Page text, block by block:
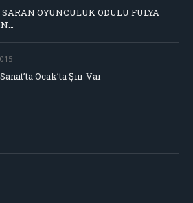
OYUNCULUK ÖDÜLÜ FULYA
Ocak’ta Şiir Var